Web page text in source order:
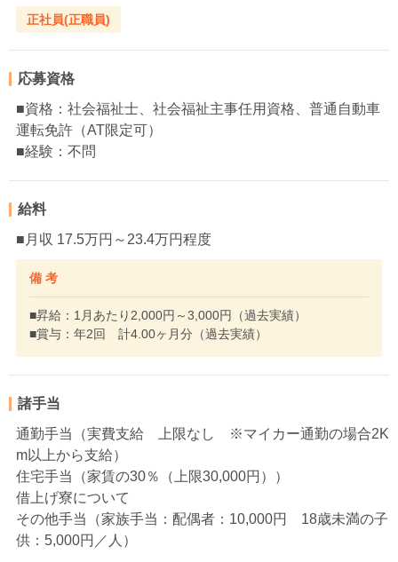
正社員(正職員)
応募資格
■資格：社会福祉士、社会福祉主事任用資格、普通自動車
運転免許（AT限定可）
■経験：不問
給料
■月収 17.5万円～23.4万円程度
備 考
■昇給：1月あたり2,000円～3,000円（過去実績）
■賞与：年2回 計4.00ヶ月分（過去実績）
諸手当
通勤手当（実費支給 上限なし ※マイカー通勤の場合2K
m以上から支給）
住宅手当（家賃の30％（上限30,000円））
借上げ寮について
その他手当（家族手当：配偶者：10,000円 18歳未満の子
供：5,000円／人）